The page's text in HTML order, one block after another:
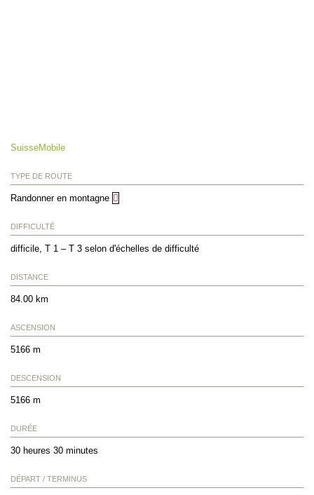
SuisseMobile
TYPE DE ROUTE
Randonner en montagne
DIFFICULTÉ
difficile, T 1 – T 3 selon d'échelles de difficulté
DISTANCE
84.00 km
ASCENSION
5166 m
DESCENSION
5166 m
DURÉE
30 heures 30 minutes
DÉPART / TERMINUS